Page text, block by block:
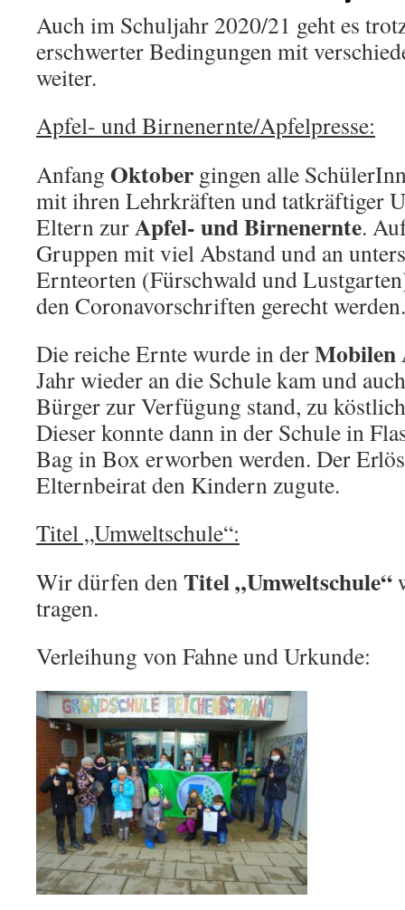
Auch im Schuljahr 2020/21 geht es
erschwerter Bedingungen mit
weiter.
Apfel- und Birnenernte/Apfelpresse:
Anfang Oktober gingen alle
mit ihren Lehrkräften und tatkräftiger
Eltern zurApfel- und Birnenernte.
Gruppen mit viel Abstand und an
Ernteorten (Fürschwald und
den Coronavorschriften gerecht werden.
Die reiche Ernte wurde in derMobilen
Jahr wieder an die Schule kam und
Bürger zur Verfügung stand, zu
Dieser konnte dann in der Schule in
Bag in Box erworben werden. Der
Elternbeirat den Kindern zugute.
Titel „Umweltschule“:
Wir dürfen denTitel „Umweltschule“
tragen.
Verleihung von Fahne und Urkunde: